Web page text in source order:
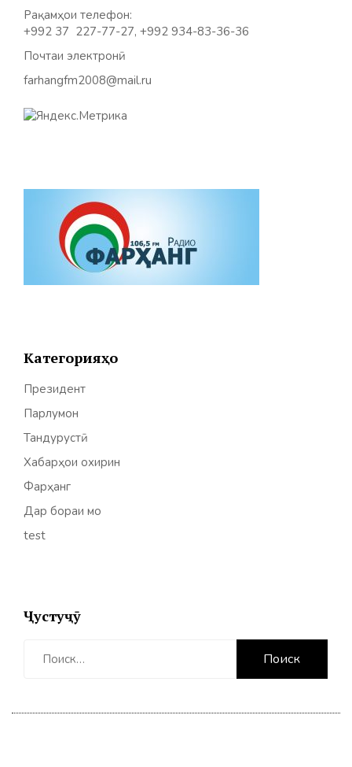
Рақамҳои телефон:
+992 37 227-77-27, +992 934-83-36-36
Почтаи электронӣ:
farhangfm2008@mail.ru
Категорияҳо
Президент
Парлумон
Тандурустӣ
Хабарҳои охирин
Фарҳанг
Дар бораи мо
test
Ҷустуҷӯ